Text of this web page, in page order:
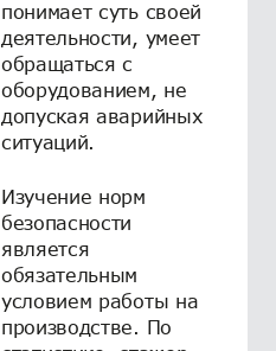
понимает суть своей
деятельности, умеет
обращаться с
оборудованием, не
допуская аварийных
ситуаций.
Изучение норм
безопасности
является
обязательным
условием работы на
производстве. По